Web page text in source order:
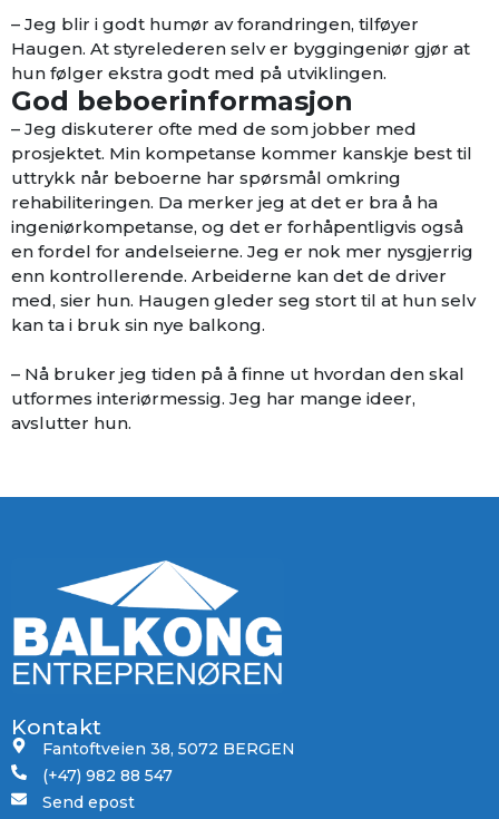
– Jeg blir i godt humør av forandringen, tilføyer
Haugen. At styrelederen selv er byggingeniør gjør at
hun følger ekstra godt med på utviklingen.
God beboerinformasjon
– Jeg diskuterer ofte med de som jobber med
prosjektet. Min kompetanse kommer kanskje best til
uttrykk når beboerne har spørsmål omkring
rehabiliteringen. Da merker jeg at det er bra å ha
ingeniørkompetanse, og det er forhåpentligvis også
en fordel for andelseierne. Jeg er nok mer nysgjerrig
enn kontrollerende. Arbeiderne kan det de driver
med, sier hun. Haugen gleder seg stort til at hun selv
kan ta i bruk sin nye balkong.
– Nå bruker jeg tiden på å finne ut hvordan den skal
utformes interiørmessig. Jeg har mange ideer,
avslutter hun.
Kontakt
Fantoftveien 38, 5072 BERGEN
(+47) 982 88 547
Send epost